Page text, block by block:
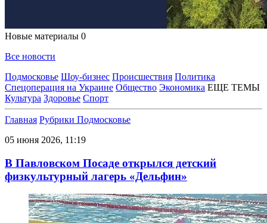
Новые материалы 0
Все новости
Подмосковье Шоу-бизнес Происшествия Политика
Спецоперация на Украине Общество Экономика ЕЩЕ ТЕМЫ
Культура Здоровье Спорт
Главная Рубрики Подмосковье
05 июня 2026, 11:19
В Павловском Посаде открылся детский
физкультурный лагерь «Дельфин»